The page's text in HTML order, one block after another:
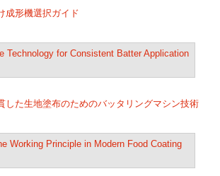
成形機選択ガイド
した生地塗布のためのバッタリングマシン技術